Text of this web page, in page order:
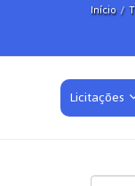
Início
Licitações